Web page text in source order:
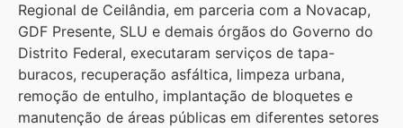
Regional de Ceilândia, em parceria com a Novacap,
GDF Presente, SLU e demais órgãos do Governo do
Distrito Federal, executaram serviços de tapa-
buracos, recuperação asfáltica, limpeza urbana,
remoção de entulho, implantação de bloquetes e
manutenção de áreas públicas em diferentes setores